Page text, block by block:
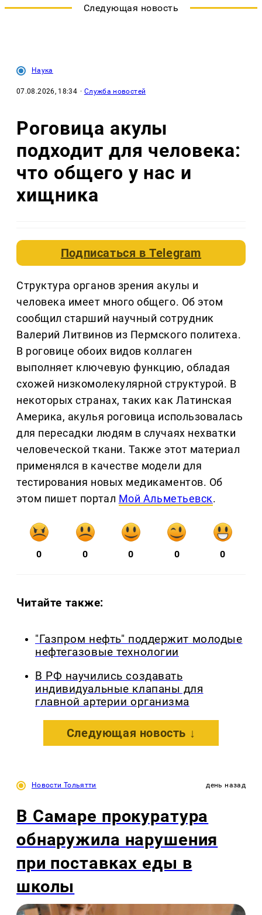
Следующая новость
Наука
07.08.2026, 18:34 · Служба новостей
Роговица акулы
подходит для человека:
что общего у нас и
хищника
Подписаться вTelegram
Структура органов зрения акулы и
человека имеет много общего. Об этом
сообщил старший научный сотрудник
Валерий Литвинов из Пермского политеха.
В роговице обоих видов коллаген
выполняет ключевую функцию, обладая
схожей низкомолекулярной структурой. В
некоторых странах, таких как Латинская
Америка, акулья роговица использовалась
для пересадки людям в случаях нехватки
человеческой ткани. Также этот материал
применялся в качестве модели для
тестирования новых медикаментов. Об
этом пишет портал Мой Альметьевск.
0 0 0 0 0
Читайте также:
"Газпром нефть" поддержит молодые
нефтегазовые технологии
В РФ научились создавать
индивидуальные клапаны для
главной артерии организма
Следующая новость ↓
Новости Тольятти день назад
В Самаре прокуратура
обнаружила нарушения
при поставках еды в
школы